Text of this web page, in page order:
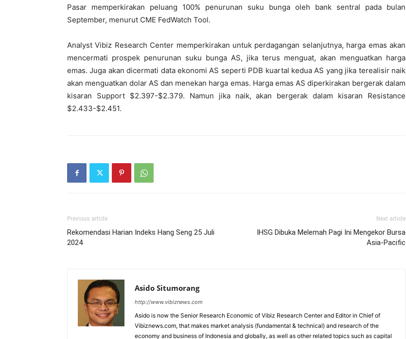
Pasar memperkirakan peluang 100% penurunan suku bunga oleh bank sentral pada bulan
September, menurut CME FedWatch Tool.
Analyst Vibiz Research Center memperkirakan untuk perdagangan selanjutnya, harga emas akan
mencermati prospek penurunan suku bunga AS, jika terus menguat, akan menguatkan harga
emas. Juga akan dicermati data ekonomi AS seperti PDB kuartal kedua AS yang jika terealisir naik
akan menguatkan dolar AS dan menekan harga emas. Harga emas AS diperkirakan bergerak dalam
kisaran Support $2.397-$2.379. Namun jika naik, akan bergerak dalam kisaran Resistance
$2.433-$2.451.
Previous article
Rekomendasi Harian Indeks Hang Seng 25 Juli
2024
Next article
IHSG Dibuka Melemah Pagi Ini Mengekor Bursa
Asia-Pacific
Asido Situmorang
http://www.vibiznews.com
Asido is now the Senior Research Economic of Vibiz Research Center and Editor in Chief of
Vibiznews.com, that makes market analysis (fundamental & technical) and research of the
economy and business of Indonesia and globally, as well as other related topics such as capital